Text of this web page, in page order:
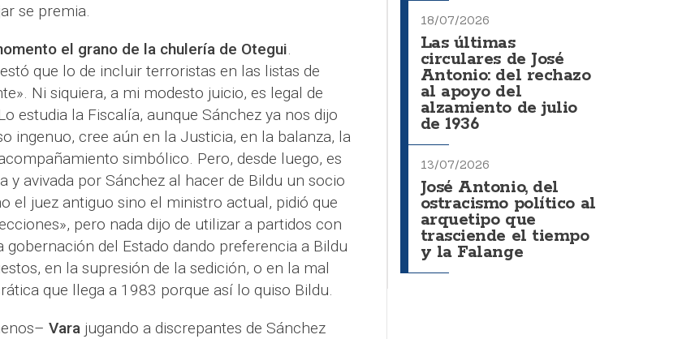
se premia.
el grano de la chulería de Otegui.
que lo de incluir terroristas en las listas de
Ni siquiera, a mi modesto juicio, es legal de
estudia la Fiscalía, aunque Sánchez ya nos dijo
ingenuo, cree aún en la Justicia, en la balanza, la
simbólico. Pero, desde luego, es
y avivada por Sánchez al hacer de Bildu un socio
el juez antiguo sino el ministro actual, pidió que
pero nada dijo de utilizar a partidos con
del Estado dando preferencia a Bildu
en la supresión de la sedición, o en la mal
que llega a 1983 porque así lo quiso Bildu.
Vara jugando a discrepantes de Sánchez
18/07/2026
Las últimas
circulares de José
Antonio: del rechazo
al apoyo del
alzamiento de julio
de 1936
13/07/2026
José Antonio, del
ostracismo político al
arquetipo que
trasciende el tiempo
y la Falange